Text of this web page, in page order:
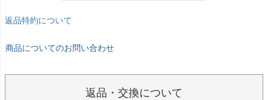
返品特約について
商品についてのお問い合わせ
返品・交換について